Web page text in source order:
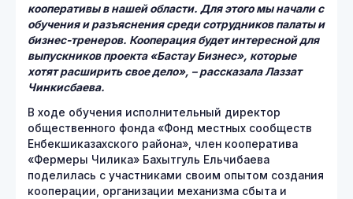
кооперативы в нашей области. Для этого мы начали с
обучения и разъяснения среди сотрудников палаты и
бизнес-тренеров. Кооперация будет интересной для
выпускников проекта «Бастау Бизнес», которые
хотят расширить свое дело», – рассказала Лаззат
Чинкисбаева.
В ходе обучения исполнительный директор
общественного фонда «Фонд местных сообществ
Енбекшиказахского района», член кооператива
«Фермеры Чилика» Бахытгуль Ельчибаева
поделилась с участниками своим опытом создания
кооперации, организации механизма сбыта и